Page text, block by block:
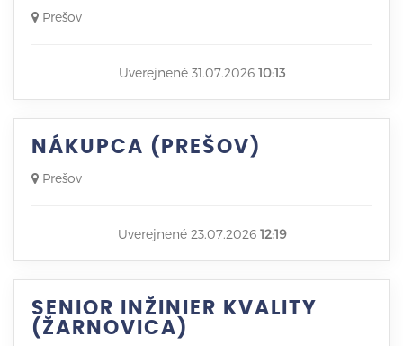
Prešov
Uverejnené 31.07.2026 10:13
NÁKUPCA (PREŠOV)
Prešov
Uverejnené 23.07.2026 12:19
SENIOR INŽINIER KVALITY
(ŽARNOVICA)